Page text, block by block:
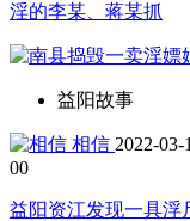
淫的李某、蒋某抓
益阳故事
相信 2022-03-
00
益阳资江发现一具浮